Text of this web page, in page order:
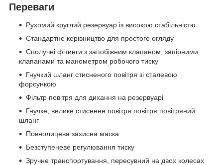
Переваги
Рухомий круглий резервуар із високою стабільністю
Стандартне керівництво для простого огляду
Сполучні фітинги з запобіжним клапаном, запірними
клапанами та манометром робочого тиску
Гнучкий шланг стисненого повітря зі сталевою
форсункою
Фільтр повітря для дихання на резервуарі
Гнучке, велике стиснене повітря повітря повітряний
шланг
Повнолицева захисна маска
Безступеневе регулювання тиску
Зручне транспортування, пересувний на двох колесах